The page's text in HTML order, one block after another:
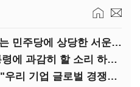
전해철 "이낙연, 배려없는 민주당에 상당한 서운함"
홍익표 "한동훈, 윤 대통령에 과감히 할 소리 하라"
(2023 ESG포럼)조해진 "우리 기업 글로벌 경쟁력 위해 경영부담 최소화해야"